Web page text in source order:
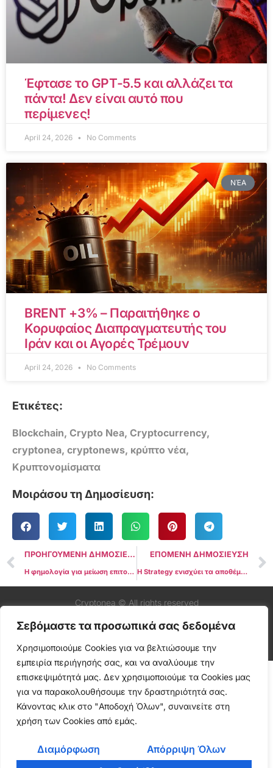
Σεβόμαστε τα προσωπικά σας δεδομένα
Χρησιμοποιούμε Cookies για να βελτιώσουμε την
εμπειρία περιήγησής σας, και να αναλύουμε την
επισκεψιμότητά μας. Δεν χρησιμοποιούμε τα Cookies μας
για να παρακολουθήσουμε την δραστηριότητά σας.
Κάνοντας κλικ στο "Αποδοχή Όλων", συναινείτε στη
χρήση των Cookies από εμάς.
Διαμόρφωση
Απόρριψη Όλων
Έφτασε το GPT-5.5 και αλλάζει τα
πάντα! Δεν είναι αυτό που
περίμενες!
April 24, 2026 No Comments
ΝΈΑ
BRENT +3% – Παραιτήθηκε ο
Κορυφαίος Διαπραγματευτής του
Ιράν και οι Αγορές Τρέμουν
April 24, 2026 No Comments
Ετικέτες:
Blockchain, Crypto Nea, Cryptocurrency,
cryptonea, cryptonews, κρύπτο νέα,
Κρυπτονομίσματα
Μοιράσου τη Δημοσίευση:
ΠΡΟΗΓΟΥΜΕΝΗ ΔΗΜΟΣΙΕΥΣΗ
Η φημολογία για μείωση επιτοκίων της Fed φέρνει σήματα προσοχής στις αγορές crypto
ΕΠΟΜΕΝΗ ΔΗΜΟΣΙΕΥΣΗ
Η Strategy ενισχύει τα αποθέματά της σε Bitcoin με αγορά $357 εκατ. εν μέσω πτώσης τιμής
Cryptonea © All rights reserved